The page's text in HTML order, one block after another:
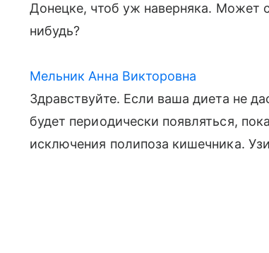
Донецке, чтоб уж наверняка. Может
нибудь?
Мельник Анна Викторовна
Здравствуйте. Если ваша диета не
будет периодически появляться,
исключения полипоза кишечника.